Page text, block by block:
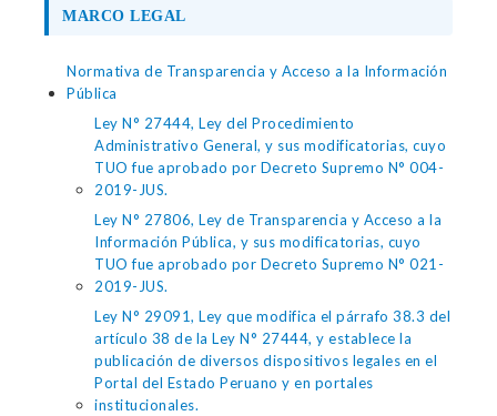
MARCO LEGAL
Normativa de Transparencia y Acceso a la Información
Pública
Ley N° 27444, Ley del Procedimiento
Administrativo General, y sus modificatorias, cuyo
TUO fue aprobado por Decreto Supremo N° 004-
2019-JUS.
Ley N° 27806, Ley de Transparencia y Acceso a la
Información Pública, y sus modificatorias, cuyo
TUO fue aprobado por Decreto Supremo N° 021-
2019-JUS.
Ley N° 29091, Ley que modifica el párrafo 38.3 del
artículo 38 de la Ley N° 27444, y establece la
publicación de diversos dispositivos legales en el
Portal del Estado Peruano y en portales
institucionales.